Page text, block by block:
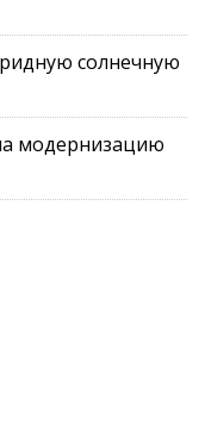
солнечную
модернизацию